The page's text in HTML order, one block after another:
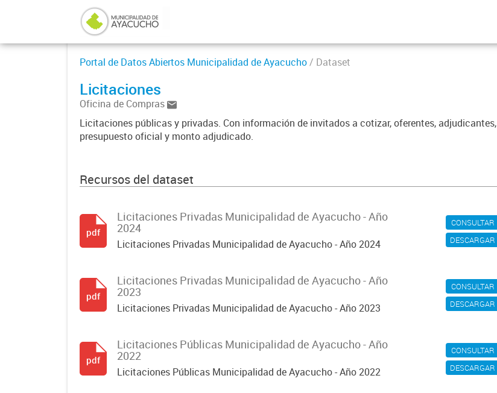
Portal de Datos Abiertos Municipalidad de Ayacucho/ Dataset
Licitaciones
Oficina de Compras
Licitaciones públicas y privadas. Con información de invitados a cotizar, oferentes, adjudicantes,
presupuesto oficial y monto adjudicado.
Recursos del dataset
CONSULTAR
DESCARGAR
Licitaciones Privadas Municipalidad de Ayacucho - Año
2024
Licitaciones Privadas Municipalidad de Ayacucho - Año 2024
pdf
CONSULTAR
DESCARGAR
Licitaciones Privadas Municipalidad de Ayacucho - Año
2023
Licitaciones Privadas Municipalidad de Ayacucho - Año 2023
pdf
CONSULTAR
DESCARGAR
Licitaciones Públicas Municipalidad de Ayacucho - Año
2022
Licitaciones Públicas Municipalidad de Ayacucho - Año 2022
pdf